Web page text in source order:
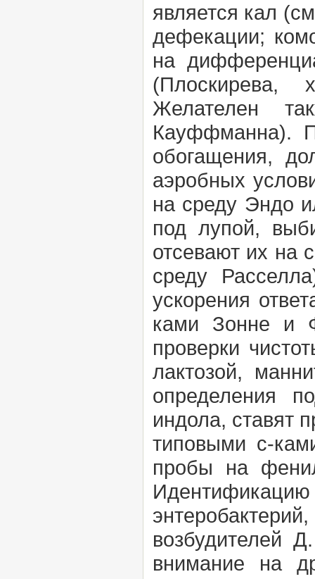
является кал
дефекации;
на
(Плоскирева,
Желателен
Кауффманна).
обогащения,
аэробных
на среду Эндо
под лупой,
отсевают их на
среду
ускорения
ками Зонне и
проверки
лактозой,
определения
индола, ставят
типовыми с-
пробы на
возбудителей
внимание на